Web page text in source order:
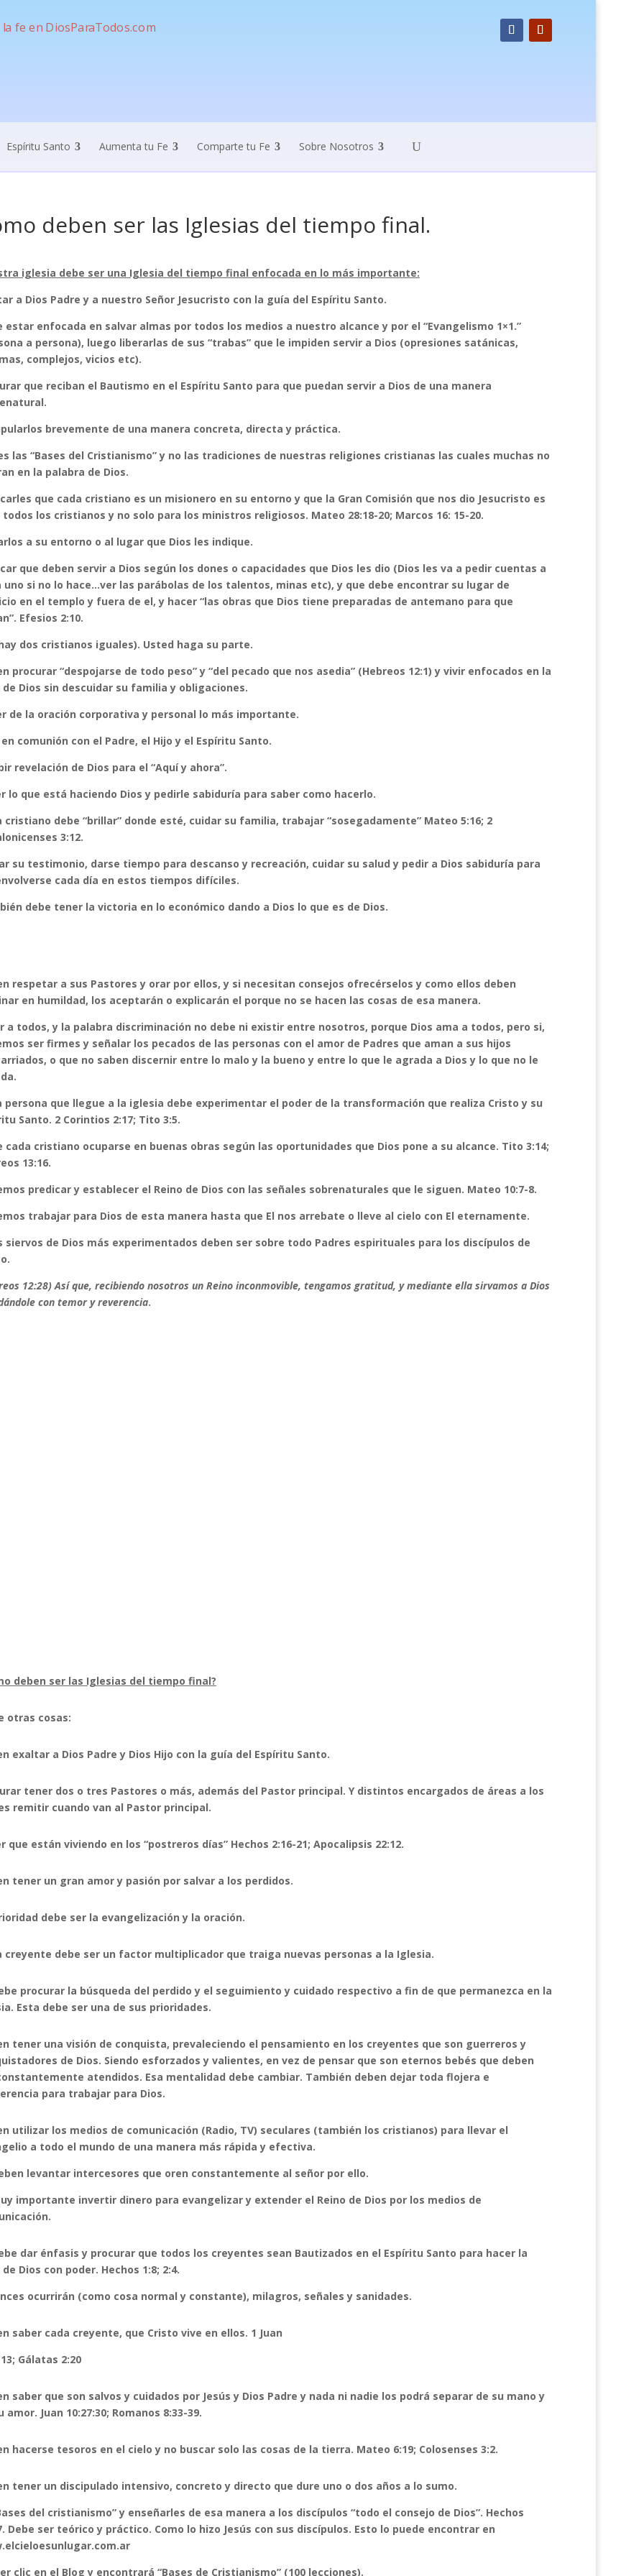
Espíritu Santo Aumenta tu Fe Comparte tu Fe Sobre Nosotros
deben ser las Iglesias del tiempo final.
iglesia debe ser una Iglesia del tiempo final enfocada en lo más importante:
a Dios Padre y a nuestro Señor Jesucristo con la guía del Espíritu Santo.
estar enfocada en salvar almas por todos los medios a nuestro alcance y por el “Evangelismo 1×1.”
a persona), luego liberarlas de sus “trabas” que le impiden servir a Dios (opresiones satánicas,
complejos, vicios etc).
que reciban el Bautismo en el Espíritu Santo para que puedan servir a Dios de una manera
brevemente de una manera concreta, directa y práctica.
las “Bases del Cristianismo” y no las tradiciones de nuestras religiones cristianas las cuales muchas no
en la palabra de Dios.
que cada cristiano es un misionero en su entorno y que la Gran Comisión que nos dio Jesucristo es
los cristianos y no solo para los ministros religiosos. Mateo 28:18-20; Marcos 16: 15-20.
a su entorno o al lugar que Dios les indique.
que deben servir a Dios según los dones o capacidades que Dios les dio (Dios les va a pedir cuentas a
uno si no lo hace…ver las parábolas de los talentos, minas etc), y que debe encontrar su lugar de
en el templo y fuera de el, y hacer “las obras que Dios tiene preparadas de antemano para que
Efesios 2:10.
dos cristianos iguales). Usted haga su parte.
procurar “despojarse de todo peso” y “del pecado que nos asedia” (Hebreos 12:1) y vivir enfocados en la
de Dios sin descuidar su familia y obligaciones.
de la oración corporativa y personal lo más importante.
comunión con el Padre, el Hijo y el Espíritu Santo.
revelación de Dios para el “Aquí y ahora”.
lo que está haciendo Dios y pedirle sabiduría para saber como hacerlo.
cristiano debe “brillar” donde esté, cuidar su familia, trabajar “sosegadamente” Mateo 5:16; 2
3:12.
su testimonio, darse tiempo para descanso y recreación, cuidar su salud y pedir a Dios sabiduría para
cada día en estos tiempos difíciles.
debe tener la victoria en lo económico dando a Dios lo que es de Dios.
respetar a sus Pastores y orar por ellos, y si necesitan consejos ofrecérselos y como ellos deben
en humildad, los aceptarán o explicarán el porque no se hacen las cosas de esa manera.
a todos, y la palabra discriminación no debe ni existir entre nosotros, porque Dios ama a todos, pero si,
ser firmes y señalar los pecados de las personas con el amor de Padres que aman a sus hijos
o que no saben discernir entre lo malo y la bueno y entre lo que le agrada a Dios y lo que no le
persona que llegue a la iglesia debe experimentar el poder de la transformación que realiza Cristo y su
Santo. 2 Corintios 2:17; Tito 3:5.
cada cristiano ocuparse en buenas obras según las oportunidades que Dios pone a su alcance. Tito 3:14;
13:16.
predicar y establecer el Reino de Dios con las señales sobrenaturales que le siguen. Mateo 10:7-8.
trabajar para Dios de esta manera hasta que El nos arrebate o lleve al cielo con El eternamente.
siervos de Dios más experimentados deben ser sobre todo Padres espirituales para los discípulos de
12:28)Así que, recibiendo nosotros un Reino inconmovible, tengamos gratitud, y mediante ella sirvamos a Dios
con temor y reverencia.
deben ser las Iglesias del tiempo final?
otras cosas:
exaltar a Dios Padre y Dios Hijo con la guía del Espíritu Santo.
tener dos o tres Pastores o más, además del Pastor principal. Y distintos encargados de áreas a los
remitir cuando van al Pastor principal.
que están viviendo en los “postreros días” Hechos 2:16-21; Apocalipsis 22:12.
tener un gran amor y pasión por salvar a los perdidos.
debe ser la evangelización y la oración.
creyente debe ser un factor multiplicador que traiga nuevas personas a la Iglesia.
procurar la búsqueda del perdido y el seguimiento y cuidado respectivo a fin de que permanezca en la
Esta debe ser una de sus prioridades.
tener una visión de conquista, prevaleciendo el pensamiento en los creyentes que son guerreros y
de Dios. Siendo esforzados y valientes, en vez de pensar que son eternos bebés que deben
atendidos. Esa mentalidad debe cambiar. También deben dejar toda flojera e
para trabajar para Dios.
utilizar los medios de comunicación (Radio, TV) seculares (también los cristianos) para llevar el
a todo el mundo de una manera más rápida y efectiva.
levantar intercesores que oren constantemente al señor por ello.
importante invertir dinero para evangelizar y extender el Reino de Dios por los medios de
dar énfasis y procurar que todos los creyentes sean Bautizados en el Espíritu Santo para hacer la
Dios con poder. Hechos 1:8; 2:4.
ocurrirán (como cosa normal y constante), milagros, señales y sanidades.
saber cada creyente, que Cristo vive en ellos. 1 Juan
Gálatas 2:20
saber que son salvos y cuidados por Jesús y Dios Padre y nada ni nadie los podrá separar de su mano y
amor. Juan 10:27:30; Romanos 8:33-39.
hacerse tesoros en el cielo y no buscar solo las cosas de la tierra. Mateo 6:19; Colosenses 3:2.
tener un discipulado intensivo, concreto y directo que dure uno o dos años a lo sumo.
del cristianismo” y enseñarles de esa manera a los discípulos “todo el consejo de Dios”. Hechos
Debe ser teórico y práctico. Como lo hizo Jesús con sus discípulos. Esto lo puede encontrar en
clic en el Blog y encontrará “Bases de Cristianismo” (100 lecciones).